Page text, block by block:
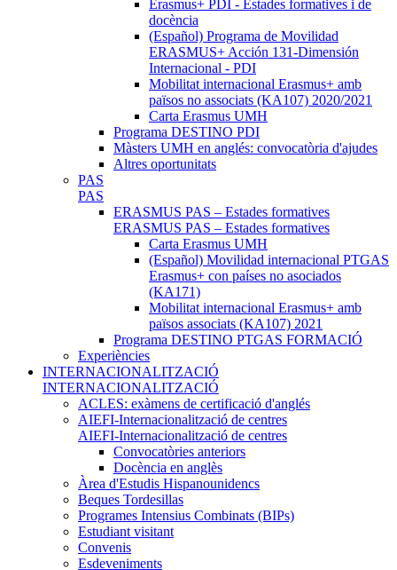
Erasmus+ PDI - Estades formatives i de
docència
(Español) Programa de Movilidad
ERASMUS+ Acción 131-Dimensión
Internacional - PDI
Mobilitat internacional Erasmus+ amb
països no associats (KA107) 2020/2021
Carta Erasmus UMH
Programa DESTINO PDI
Màsters UMH en anglés: convocatòria d'ajudes
Altres oportunitats
PAS
PAS
ERASMUS PAS – Estades formatives
ERASMUS PAS – Estades formatives
Carta Erasmus UMH
(Español) Movilidad internacional PTGAS
Erasmus+ con países no asociados
(KA171)
Mobilitat internacional Erasmus+ amb
països associats (KA107) 2021
Programa DESTINO PTGAS FORMACIÓ
Experiències
INTERNACIONALITZACIÓ
INTERNACIONALITZACIÓ
ACLES: exàmens de certificació d'anglés
AIEFI-Internacionalització de centres
AIEFI-Internacionalització de centres
Convocatòries anteriors
Docència en anglès
Àrea d'Estudis Hispanounidencs
Beques Tordesillas
Programes Intensius Combinats (BIPs)
Estudiant visitant
Convenis
Esdeveniments